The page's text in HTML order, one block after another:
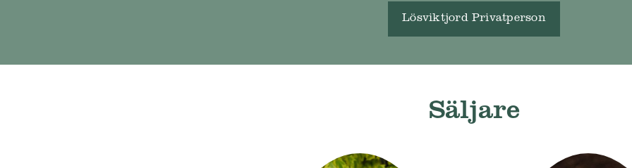
Lösviktjord Privatperson
Säljare